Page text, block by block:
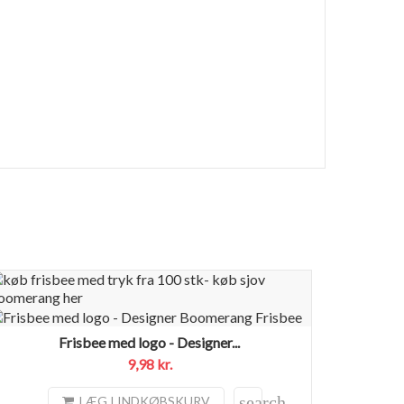
Frisbee med logo - Designer...
9,98 kr.